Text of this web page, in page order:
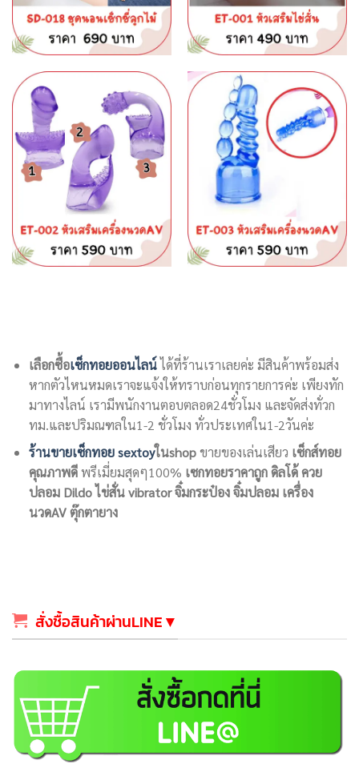
เลือกซื้อเซ็กทอยออนไลน์ได้ที่ร้านเราเลยค่ะ มีสินค้าพร้อมส่ง
หากตัวไหนหมดเราจะแจ้งให้ทราบก่อนทุกรายการค่ะ เพียงทัก
มาทางไลน์ เรามีพนักงานตอบตลอด24ชั่วโมง และจัดส่งทั่วก
ทม.และปริมณฑลใน1-2 ชั่วโมง ทั่วประเทศใน1-2วันค่ะ
ร้านขายเซ็กทอย sextoyในshopขายของเล่นเสียว เซ็กส์ทอย
คุณภาพดีพรีเมี่ยมสุดๆ100% เซกทอยราคาถูก ดิลโด้ ควย
ปลอม Dildoไข่สั่น vibrator จิ๋มกระป๋อง จิ๋มปลอม เครื่อง
นวดAV ตุ๊กตายาง
สั่งชื้อสินค้าผ่านLINE▼